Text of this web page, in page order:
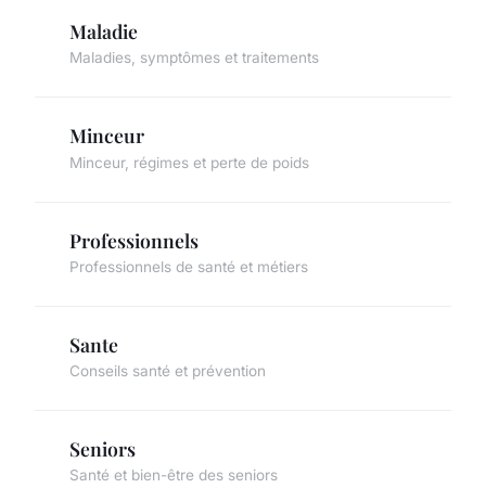
Maladie
Maladies, symptômes et traitements
Minceur
Minceur, régimes et perte de poids
Professionnels
Professionnels de santé et métiers
Sante
Conseils santé et prévention
Seniors
Santé et bien-être des seniors